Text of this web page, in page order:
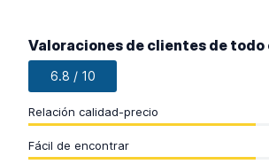
Valoraciones de clientes de todo
6.8 / 10
Relación calidad-precio
Fácil de encontrar